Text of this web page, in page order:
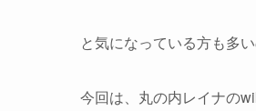
と気になっている方も多
今回は、丸の内レイナの